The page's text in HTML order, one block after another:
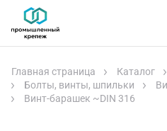
Главная страница Каталог
Болты, винты, шпильки
Винт-барашек ~DIN 316